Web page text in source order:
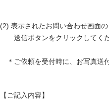
(2) 表示されたお問い合わせ画面
送信ボタンをクリックしてくだ
＊ご依頼を受付時に、お写真送
【ご記入内容】